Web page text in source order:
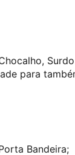
para
Bandeira;